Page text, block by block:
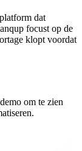
dat
focust op de
klopt voordat
om te zien